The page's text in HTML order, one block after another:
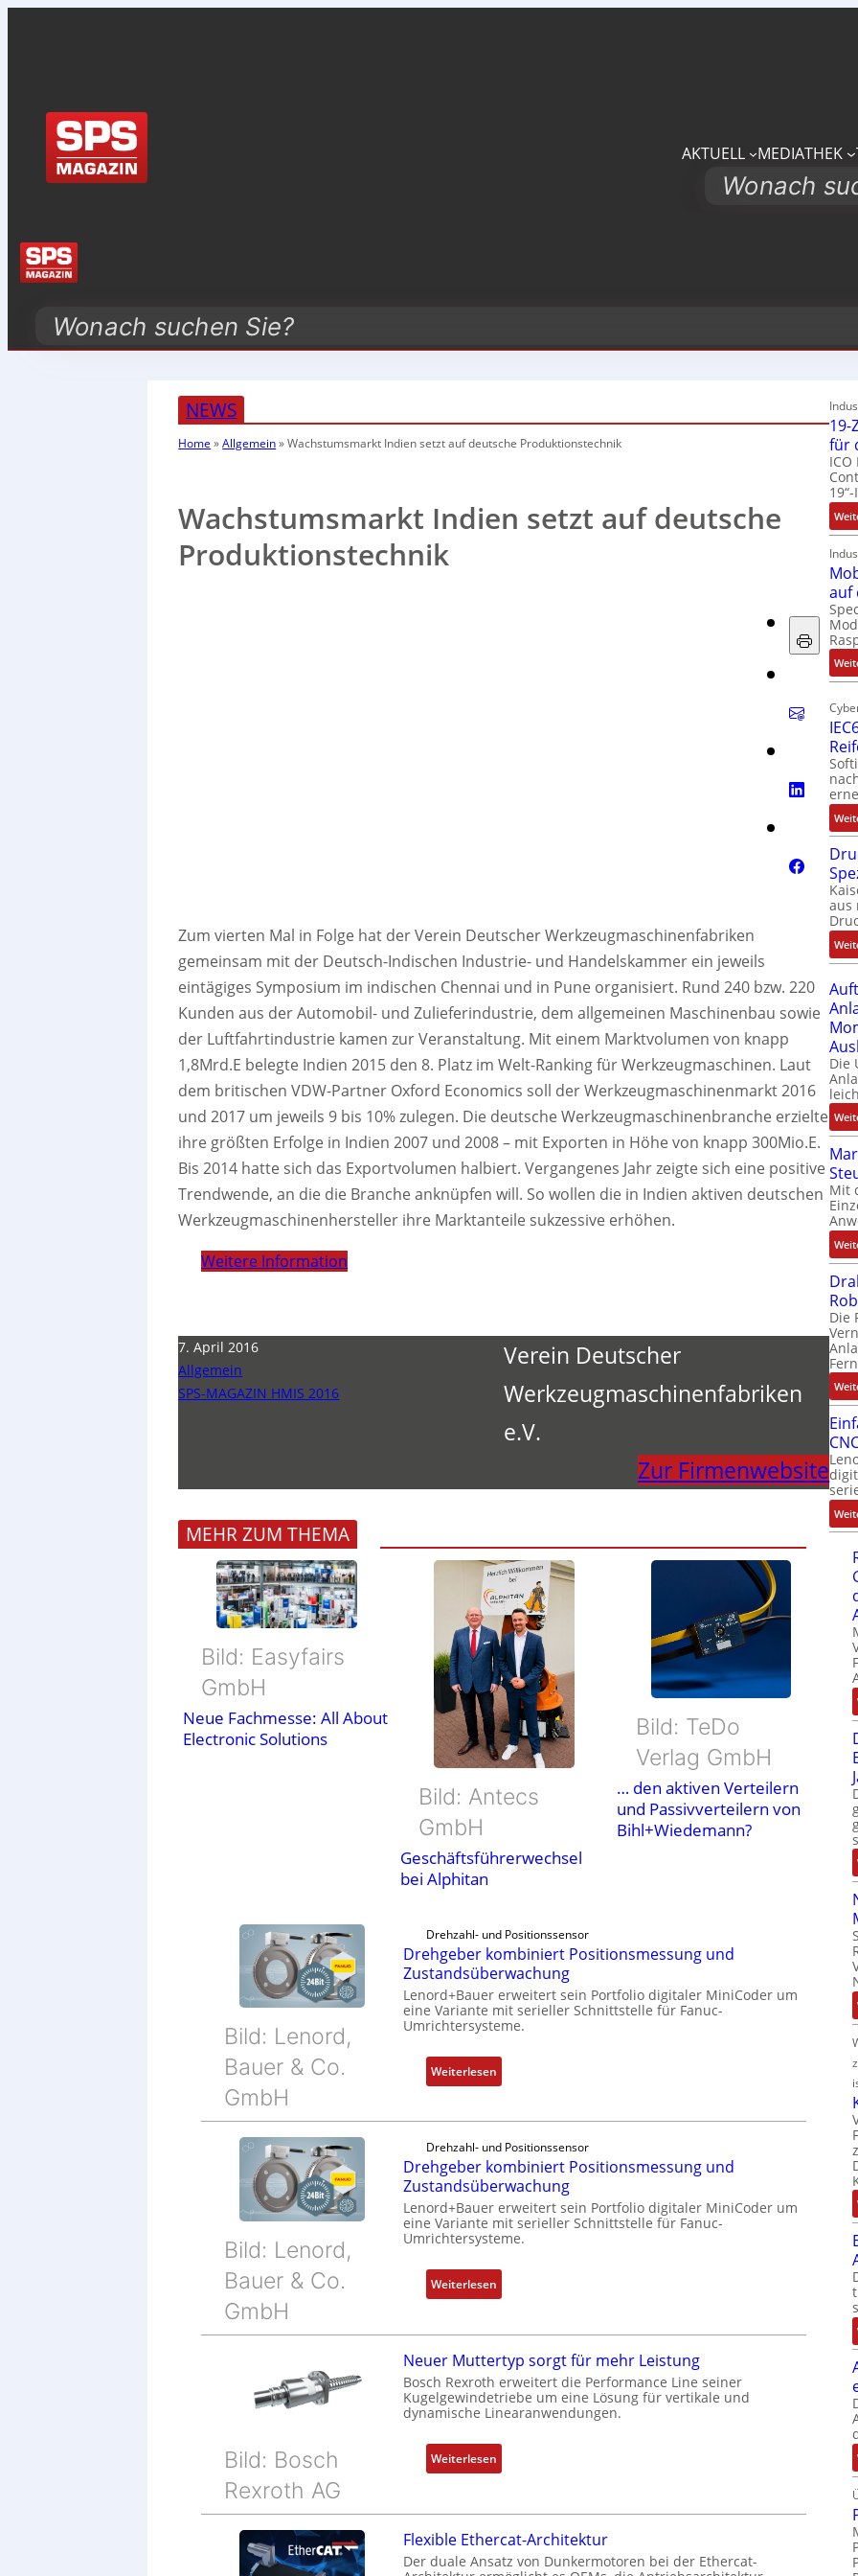
AKTUELL MEDIATHEK
Search
Search
NEWS
Home »Allgemein»Wachstumsmarkt Indien setzt auf deutsche Produktionstechnik
Wachstumsmarkt Indien setzt auf deutsche
Produktionstechnik
Zum vierten Mal in Folge hat der Verein Deutscher Werkzeugmaschinenfabriken
gemeinsam mit der Deutsch-Indischen Industrie- und Handelskammer ein jeweils
eintägiges Symposium im indischen Chennai und in Pune organisiert. Rund 240 bzw. 220
Kunden aus der Automobil- und Zulieferindustrie, dem allgemeinen Maschinenbau sowie
der Luftfahrtindustrie kamen zur Veranstaltung. Mit einem Marktvolumen von knapp
1,8Mrd.E belegte Indien 2015 den 8. Platz im Welt-Ranking für Werkzeugmaschinen. Laut
dem britischen VDW-Partner Oxford Economics soll der Werkzeugmaschinenmarkt 2016
und 2017 um jeweils 9 bis 10% zulegen. Die deutsche Werkzeugmaschinenbranche erzielte
ihre größten Erfolge in Indien 2007 und 2008 – mit Exporten in Höhe von knapp 300Mio.E.
Bis 2014 hatte sich das Exportvolumen halbiert. Vergangenes Jahr zeigte sich eine positive
Trendwende, an die die Branche anknüpfen will. So wollen die in Indien aktiven deutschen
Werkzeugmaschinenhersteller ihre Marktanteile sukzessive erhöhen.
Weitere Information
7. April 2016
Allgemein
SPS-MAGAZIN HMIS 2016
Verein Deutscher
Werkzeugmaschinenfabriken
e.V.
Zur Firmenwebsite
MEHR ZUM THEMA
Bild: Easyfairs
GmbH
Neue Fachmesse: All About
Electronic Solutions
Bild: Antecs
GmbH
Geschäftsführerwechsel
bei Alphitan
Bild: TeDo
Verlag GmbH
… den aktiven Verteilern
und Passivverteilern von
Bihl+Wiedemann?
Bild: Lenord,
Bauer & Co.
GmbH
Drehzahl- und Positionssensor
Drehgeber kombiniert Positionsmessung und
Zustandsüberwachung
Lenord+Bauer erweitert sein Portfolio digitaler MiniCoder um
eine Variante mit serieller Schnittstelle für Fanuc-
Umrichtersysteme.
Weiterlesen:
D
h
g
e
b
e
k
o
b
i
e
P
s
i
Bild: Lenord,
Bauer & Co.
GmbH
Drehzahl- und Positionssensor
Drehgeber kombiniert Positionsmessung und
Zustandsüberwachung
Lenord+Bauer erweitert sein Portfolio digitaler MiniCoder um
eine Variante mit serieller Schnittstelle für Fanuc-
Umrichtersysteme.
Weiterlesen:
D
h
g
e
e
r
b
i
Bild: Bosch
Rexroth AG
Neuer Muttertyp sorgt für mehr Leistung
Bosch Rexroth erweitert die Performance Line seiner
Kugelgewindetriebe um eine Lösung für vertikale und
dynamische Linearanwendungen.
Weiterlesen:
N
u
e
r
Flexible Ethercat-Architektur
Der duale Ansatz von Dunkermotoren bei der Ethercat-
19-
für
auf
aus
Die
Mit
Die